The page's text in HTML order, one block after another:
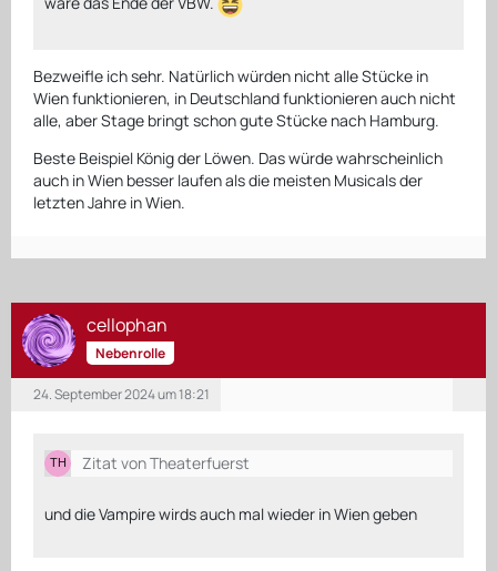
Bezweifle ich sehr. Natürlich würden nicht alle Stücke in
Wien funktionieren, in Deutschland funktionieren auch nicht
alle, aber Stage bringt schon gute Stücke nach Hamburg.
Beste Beispiel König der Löwen. Das würde wahrscheinlich
auch in Wien besser laufen als die meisten Musicals der
letzten Jahre in Wien.
cellophan
Nebenrolle
24. September 2024 um 18:21
Zitat von Theaterfuerst
und die Vampire wirds auch mal wieder in Wien geben